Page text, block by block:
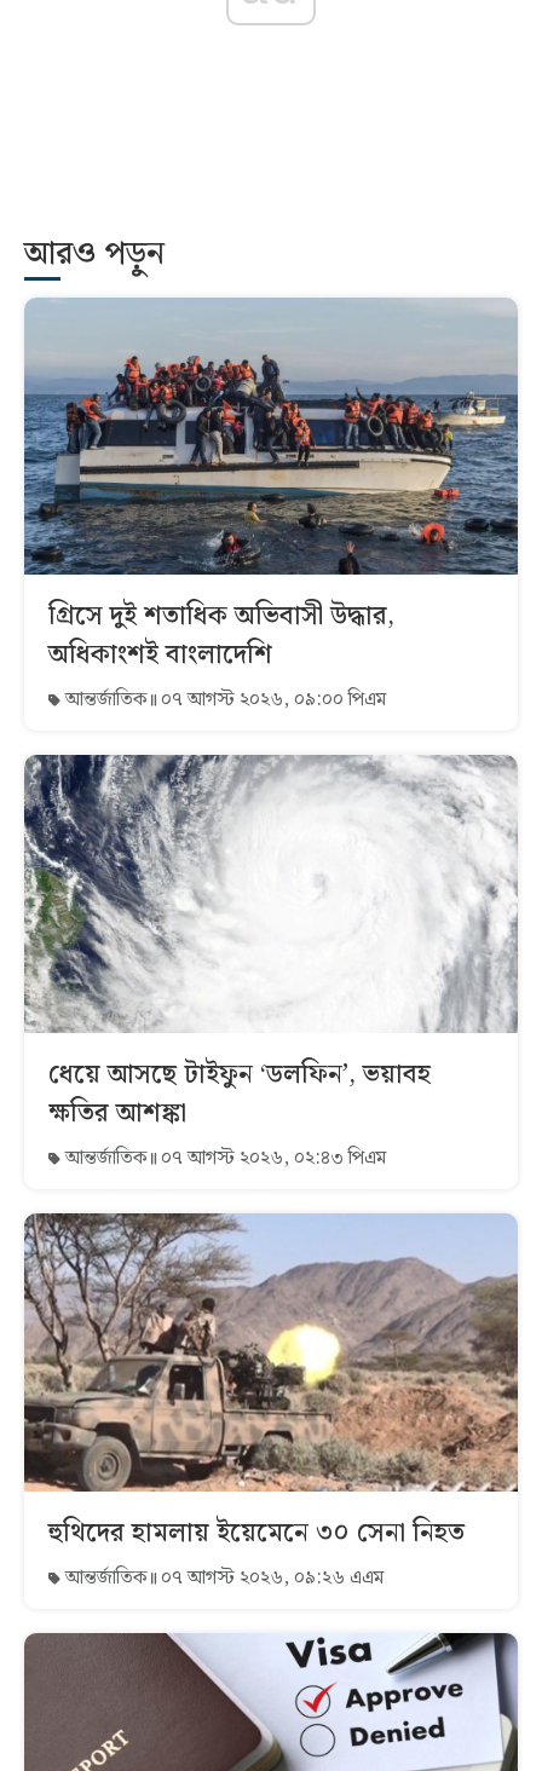
আরও পড়ুন
গ্রিসে দুই শতাধিক অভিবাসী উদ্ধার,
অধিকাংশই বাংলাদেশি
আন্তর্জাতিক ০৭ আগস্ট ২০২৬, ০৯:০০ পিএম
ধেয়ে আসছে টাইফুন ‘ডলফিন’, ভয়াবহ
ক্ষতির আশঙ্কা
আন্তর্জাতিক ০৭ আগস্ট ২০২৬, ০২:৪৩ পিএম
হুথিদের হামলায় ইয়েমেনে ৩০ সেনা নিহত
আন্তর্জাতিক ০৭ আগস্ট ২০২৬, ০৯:২৬ এএম